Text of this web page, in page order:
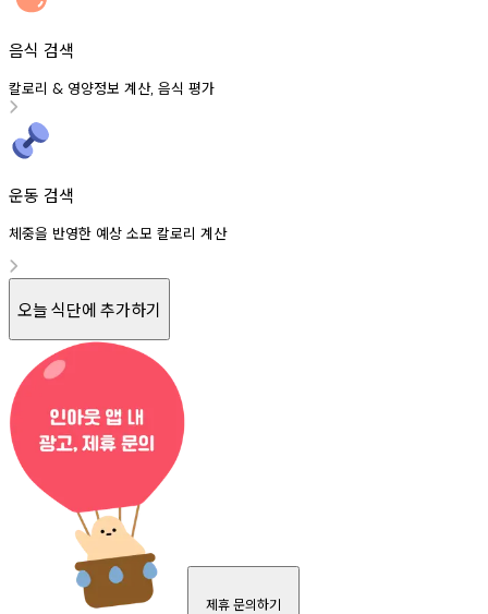
음식 검색
칼로리 & 영양정보 계산, 음식 평가
운동 검색
체중을 반영한 예상 소모 칼로리 계산
오늘 식단에 추가하기
제휴 문의하기